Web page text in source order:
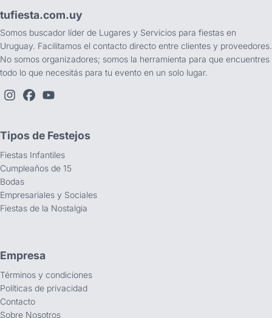
tufiesta.com.uy
Somos buscador líder de Lugares y Servicios para fiestas en
Uruguay. Facilitamos el contacto directo entre clientes y proveedores.
No somos organizadores; somos la herramienta para que encuentres
todo lo que necesitás para tu evento en un solo lugar.
Tipos de Festejos
Fiestas Infantiles
Cumpleaños de 15
Bodas
Empresariales y Sociales
Fiestas de la Nostalgia
Empresa
Términos y condiciones
Políticas de privacidad
Contacto
Sobre Nosotros